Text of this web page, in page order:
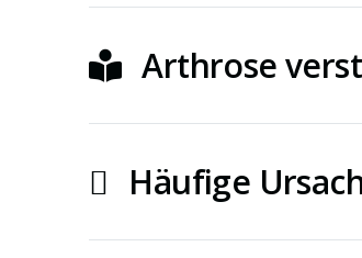
Arthrose
Häufige